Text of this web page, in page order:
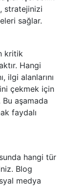
stratejinizi
sağlar.
kritik
Hangi
ilgi alanlarını
çekmek için
aşamada
faydalı
hangi tür
Blog
medya